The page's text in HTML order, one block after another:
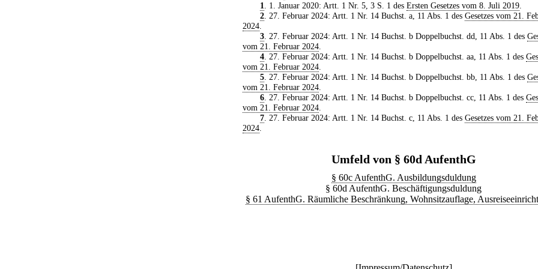
1
. 1. Januar 2020: Artt. 1 Nr. 5, 3 S. 1 des Ersten Gesetzes vom 8. Juli 2019.
2. 27. Februar 2024: Artt. 1 Nr. 14 Buchst. a, 11 Abs. 1 des Gesetzes vom 21.
2024
3. 27. Februar 2024: Artt. 1 Nr. 14 Buchst. b Doppelbuchst. dd, 11 Abs. 1 des
vom 21. Februar 2024
4. 27. Februar 2024: Artt. 1 Nr. 14 Buchst. b Doppelbuchst. aa, 11 Abs. 1 des
vom 21. Februar 2024
5. 27. Februar 2024: Artt. 1 Nr. 14 Buchst. b Doppelbuchst. bb, 11 Abs. 1 des
vom 21. Februar 2024
6. 27. Februar 2024: Artt. 1 Nr. 14 Buchst. b Doppelbuchst. cc, 11 Abs. 1 des
vom 21. Februar 2024
7. 27. Februar 2024: Artt. 1 Nr. 14 Buchst. c, 11 Abs. 1 des Gesetzes vom 21.
2024
Umfeld von § 60d AufenthG
§ 60c AufenthG. Ausbildungsduldung
§ 60d AufenthG. Beschäftigungsduldung
§ 61 AufenthG. Räumliche Beschränkung, Wohnsitzauflage,